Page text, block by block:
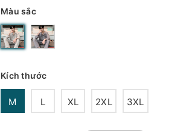
Màu sắc
Kích thước
M L XL 2XL 3XL